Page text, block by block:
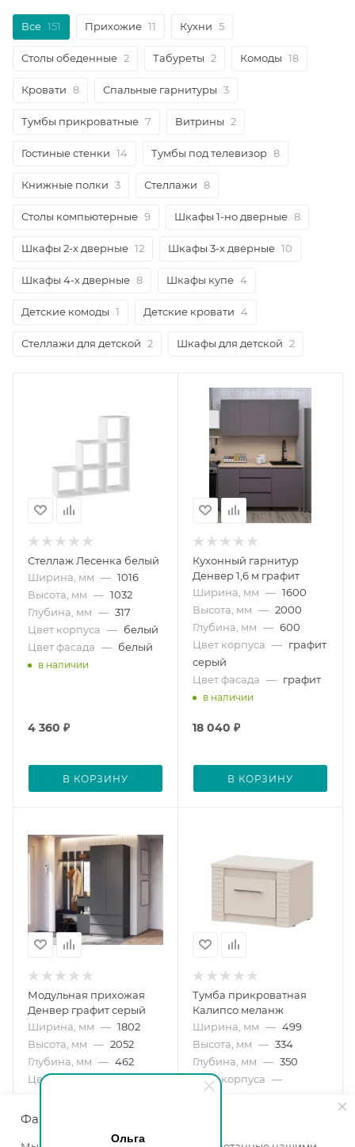
Ольга
Все 151 Прихожие 11 Кухни 5
Столы обеденные 2 Табуреты 2 Комоды 18
Кровати 8 Спальные гарнитуры 3
Тумбы прикроватные 7 Витрины 2
Гостиные стенки 14 Тумбы под телевизор 8
Книжные полки 3 Стеллажи 8
Столы компьютерные 9 Шкафы 1-но дверные 8
Шкафы 2-х дверные 12 Шкафы 3-х дверные 10
Шкафы 4-х дверные 8 Шкафы купе 4
Детские комоды 1 Детские кровати 4
Стеллажи для детской 2 Шкафы для детской 2
Стеллаж Лесенка белый
Ширина, мм — 1016
Высота, мм — 1032
Глубина, мм — 317
Цвет корпуса — белый
Цвет фасада — белый
в наличии
4 360 ₽
В КОРЗИНУ
Кухонный гарнитур
Денвер 1,6 м графит
Ширина, мм — 1600
Высота, мм — 2000
Глубина, мм — 600
Цвет корпуса — графит
серый
Цвет фасада — графит
в наличии
18 040 ₽
В КОРЗИНУ
Модульная прихожая
Денвер графит серый
Ширина, мм — 1802
Высота, мм — 2052
Глубина, мм — 462
Цвет корпуса — графит
Цвет фасада
Тумба прикроватная
Калипсо меланж
Ширина, мм — 499
Высота, мм — 334
Глубина, мм — 350
Цвет корпуса —
Файлы cookie